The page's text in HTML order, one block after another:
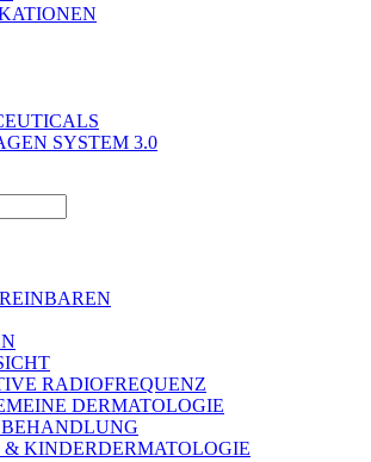
SYSTEM 3.0
RADIOFREQUENZ
DERMATOLOGIE
KINDERDERMATOLOGIE